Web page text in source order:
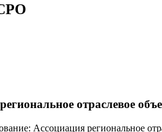
отраслевое
Ассоциация региональное